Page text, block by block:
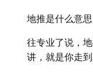
地推是什么意思
往专业了说，
讲，就是你走